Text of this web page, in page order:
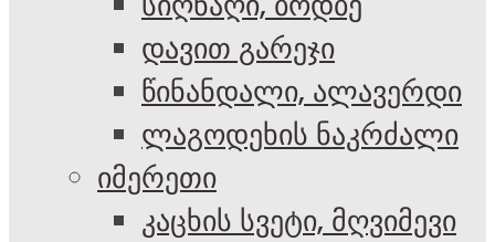
დავით გარეჯი
წინანდალი, ალავერდი
ლაგოდეხის ნაკრძალი
იმერეთი
კაცხის სვეტი, მღვიმევი